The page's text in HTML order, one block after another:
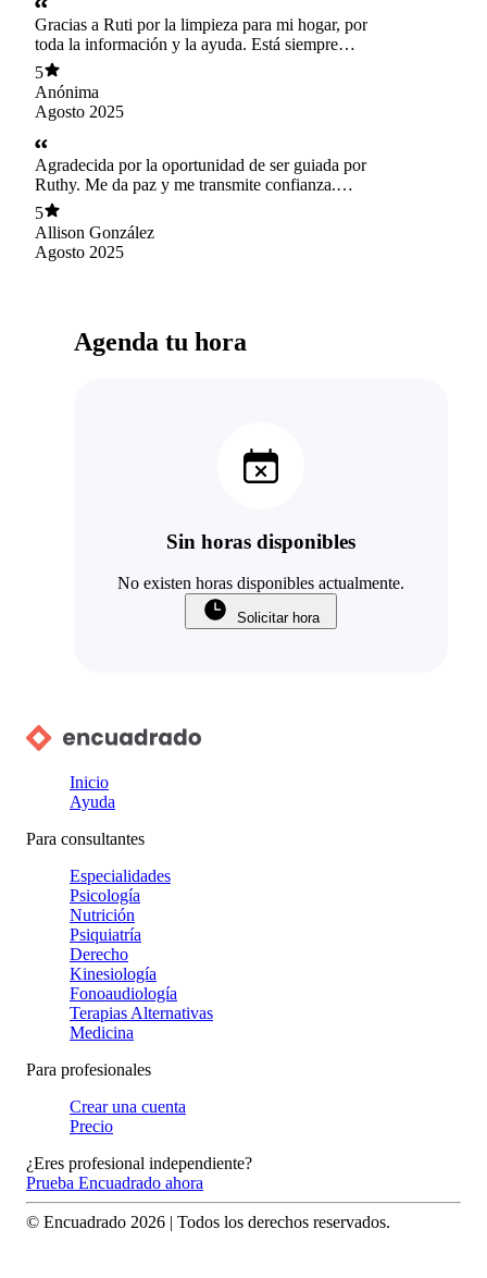
Gracias a Ruti por la limpieza para mi hogar, por
toda la información y la ayuda. Está siempre
atenta, ha sido de gran ayuda contar con ella.
5
Anónima
Agosto 2025
Agradecida por la oportunidad de ser guiada por
Ruthy. Me da paz y me transmite confianza.
Gracias universo por conocer a personas como
Ruthy, es difícil hoy en día confiar en las
personas que se dedican atraernos y recordarnos
que vivimos en espiritualidad, que es importante
5
Allison González
Agosto 2025
Agenda tu hora
Sin horas disponibles
No existen horas disponibles actualmente.
Solicitar hora
Inicio
Ayuda
Para consultantes
Especialidades
Psicología
Nutrición
Psiquiatría
Derecho
Kinesiología
Fonoaudiología
Terapias Alternativas
Medicina
Para profesionales
Crear una cuenta
Precio
¿Eres profesional independiente?
Prueba Encuadrado ahora
© Encuadrado 2026 | Todos los derechos reservados.